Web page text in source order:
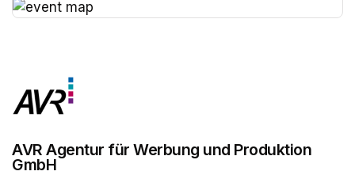
AVR Agentur für Werbung und Produktion
GmbH